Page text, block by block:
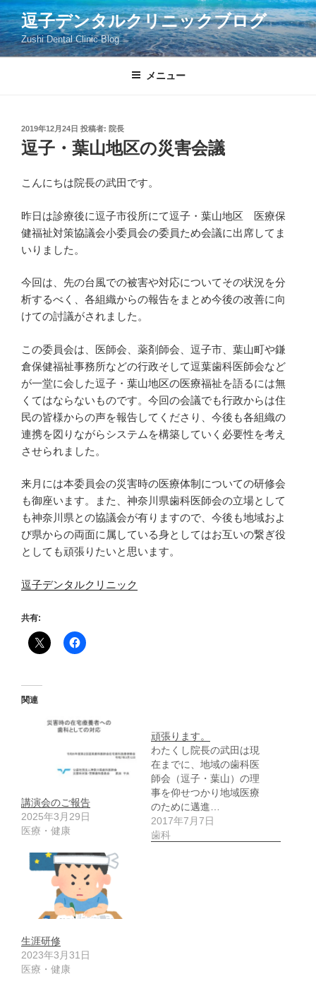
コ
ン
テ
ン
逗子デンタルクリニックブログ
Zushi Dental Clinic Blog
メニュー
投
稿
日:
2019年12月24日 投稿者: 院長
逗子・葉山地区の災害会議
こんにちは院長の武田です。
昨日は診療後に逗子市役所にて逗子・葉山地区 医療保
健福祉対策協議会小委員会の委員ため会議に出席してま
いりました。
今回は、先の台風での被害や対応についてその状況を分
析するべく、各組織からの報告をまとめ今後の改善に向
けての討議がされました。
この委員会は、医師会、薬剤師会、逗子市、葉山町や鎌
倉保健福祉事務所などの行政そして逗葉歯科医師会など
が一堂に会した逗子・葉山地区の医療福祉を語るには無
くてはならないものです。今回の会議でも行政からは住
民の皆様からの声を報告してくださり、今後も各組織の
連携を図りながらシステムを構築していく必要性を考え
させられました。
来月には本委員会の災害時の医療体制についての研修会
も御座います。また、神奈川県歯科医師会の立場として
も神奈川県との協議会が有りますので、今後も地域およ
び県からの両面に属している身としてはお互いの繋ぎ役
としても頑張りたいと思います。
逗子デンタルクリニック
共有:
関連
講演会のご報告
2025年3月29日
医療・健康
頑張ります。
わたくし院長の武田は現
在までに、地域の歯科医
師会（逗子・葉山）の理
事を仰せつかり地域医療
のために邁進…
2017年7月7日
歯科
生涯研修
2023年3月31日
医療・健康